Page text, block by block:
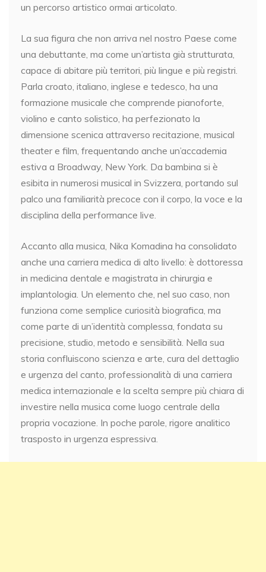
un percorso artistico ormai articolato.
La sua figura che non arriva nel nostro Paese come
una debuttante, ma come un’artista già strutturata,
capace di abitare più territori, più lingue e più registri.
Parla croato, italiano, inglese e tedesco, ha una
formazione musicale che comprende pianoforte,
violino e canto solistico, ha perfezionato la
dimensione scenica attraverso recitazione, musical
theater e film, frequentando anche un’accademia
estiva a Broadway, New York. Da bambina si è
esibita in numerosi musical in Svizzera, portando sul
palco una familiarità precoce con il corpo, la voce e la
disciplina della performance live.
Accanto alla musica, Nika Komadina ha consolidato
anche una carriera medica di alto livello: è dottoressa
in medicina dentale e magistrata in chirurgia e
implantologia. Un elemento che, nel suo caso, non
funziona come semplice curiosità biografica, ma
come parte di un’identità complessa, fondata su
precisione, studio, metodo e sensibilità. Nella sua
storia confluiscono scienza e arte, cura del dettaglio
e urgenza del canto, professionalità di una carriera
medica internazionale e la scelta sempre più chiara di
investire nella musica come luogo centrale della
propria vocazione. In poche parole, rigore analitico
trasposto in urgenza espressiva.